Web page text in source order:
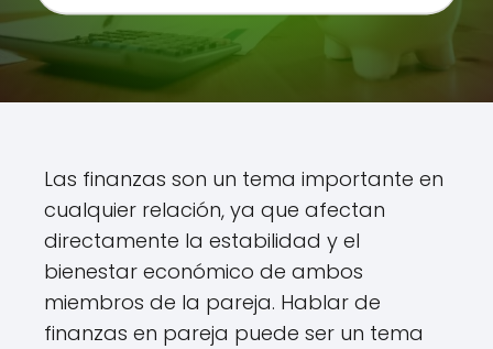
Las finanzas son un tema importante en
cualquier relación, ya que afectan
directamente la estabilidad y el
bienestar económico de ambos
miembros de la pareja. Hablar de
finanzas en pareja puede ser un tema